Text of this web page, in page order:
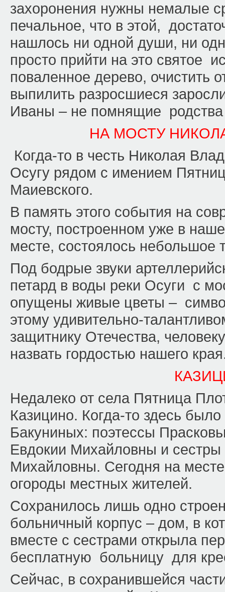
захоронения нужны немалые
печальное, что в этой,
нашлось ни одной души, ни
просто прийти на это святое
поваленное дерево, очистить
выпилить разросшиеся
Иваны – не помнящие родства
НА МОСТУ
Когда-то в честь Николая
Осугу рядом с имением
Маиевского.
В память этого события на
мосту, построенном уже в
месте, состоялось небольшое
Под бодрые звуки
петард в воды реки Осуги с
опущены живые цветы –
этому удивительно-
защитнику Отечества,
назвать гордостью нашего
Недалеко от села Пятница
Казицино. Когда-то здесь
Бакуниных: поэтессы
Евдокии Михайловны и
Михайловны. Сегодня на
огороды местных жителей.
Сохранилось лишь одно
больничный корпус – дом, в
вместе с сестрами открыла
бесплатную больницу для
Сейчас, в сохранившейся